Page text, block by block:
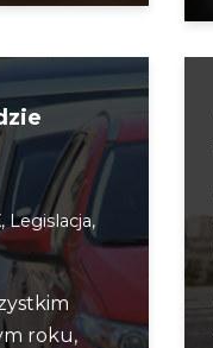
, Legislacja,
roku,